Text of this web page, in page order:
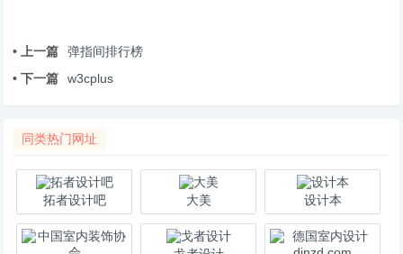
• 上一篇
弹指间排行榜
• 下一篇
w3cplus
同类热门网址
拓者设计吧 大美 设计本